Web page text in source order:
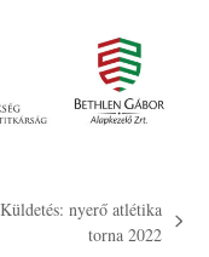
Küldetés: nyerő atlétika
torna 2022